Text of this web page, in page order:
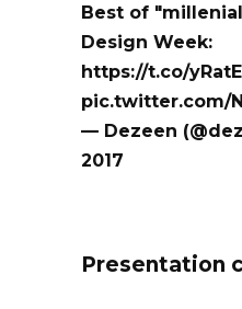
Best of
Design Week:
https://t.co/
pic.twitter.com/
— Dezeen
2017
Presentation